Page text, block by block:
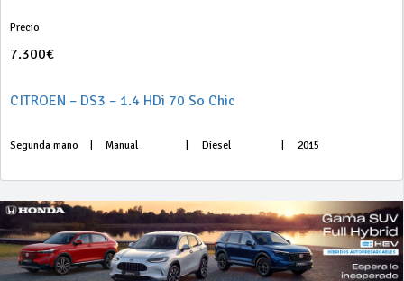
Precio
7.300€
CITROEN – DS3 – 1.4 HDi 70 So Chic
Segunda mano Manual Diesel 2015